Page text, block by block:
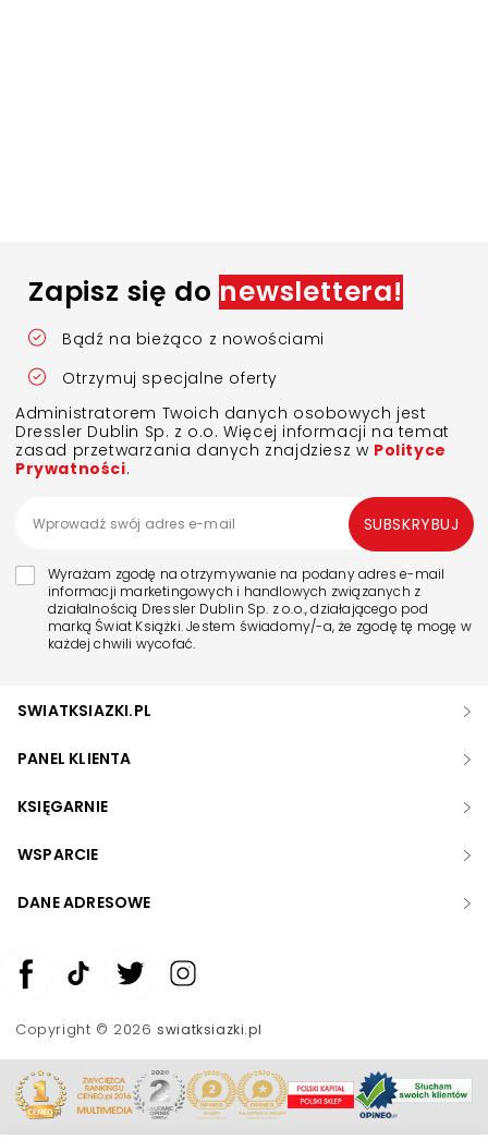
Zapisz się do newslettera!
Bądź na bieżąco z nowościami
Otrzymuj specjalne oferty
Administratorem Twoich danych osobowych jest
Dressler Dublin Sp. z o.o. Więcej informacji na temat
zasad przetwarzania danych znajdziesz w Polityce
Prywatności.
Wyrażam zgodę na otrzymywanie na podany adres e-mail
informacji marketingowych i handlowych związanych z
działalnością Dressler Dublin Sp. z o.o., działającego pod
marką Świat Książki. Jestem świadomy/-a, że zgodę tę mogę w
każdej chwili wycofać.
SUBSKRYBUJ
SWIATKSIAZKI.PL
PANEL KLIENTA
KSIĘGARNIE
WSPARCIE
DANE ADRESOWE
Copyright © 2026swiatksiazki.pl
Zwiększ rozmiar czcionki
Skala szarości